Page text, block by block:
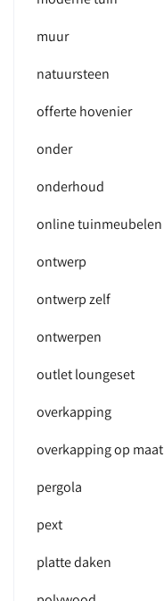
muur
natuursteen
offerte hovenier
onder
onderhoud
online tuinmeubelen
ontwerp
ontwerp zelf
ontwerpen
outlet loungeset
overkapping
overkapping op maat
pergola
pext
platte daken